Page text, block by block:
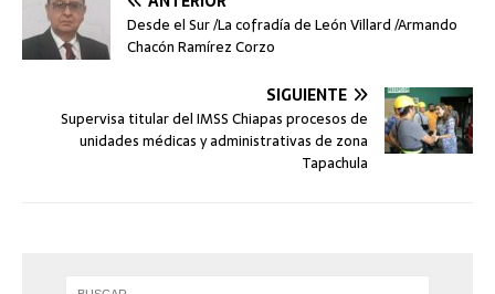
Desde el Sur /La cofradía de León Villard /Armando
Chacón Ramírez Corzo
SIGUIENTE
Supervisa titular del IMSS Chiapas procesos de
unidades médicas y administrativas de zona
Tapachula